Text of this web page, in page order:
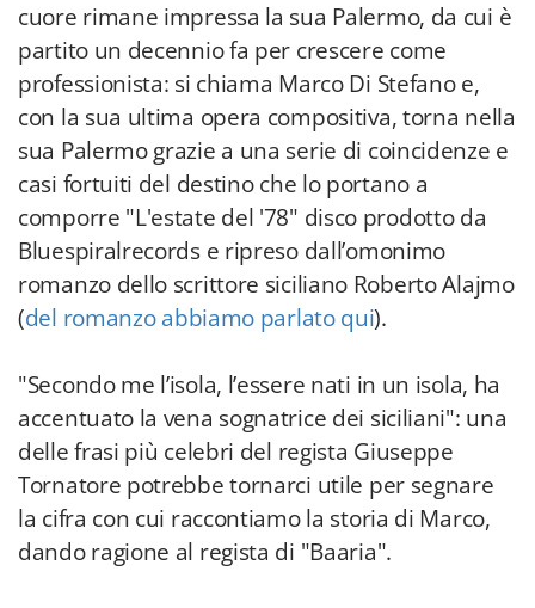
cuore rimane impressa la sua Palermo, da cui è
partito un decennio fa per crescere come
professionista: si chiama Marco Di Stefano e,
con la sua ultima opera compositiva, torna nella
sua Palermo grazie a una serie di coincidenze e
casi fortuiti del destino che lo portano a
comporre "L'estate del '78" disco prodotto da
Bluespiralrecords e ripreso dall’omonimo
romanzo dello scrittore siciliano Roberto Alajmo
(del romanzo abbiamo parlato qui).
"Secondo me l’isola, l’essere nati in un isola, ha
accentuato la vena sognatrice dei siciliani": una
delle frasi più celebri del regista Giuseppe
Tornatore potrebbe tornarci utile per segnare
la cifra con cui raccontiamo la storia di Marco,
dando ragione al regista di "Baaria".